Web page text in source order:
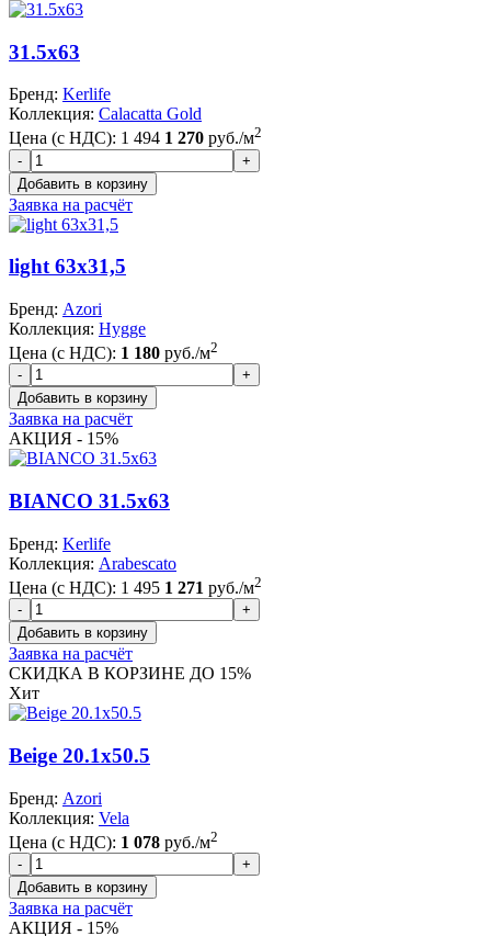
31.5x63
Бренд: Kerlife
Коллекция: Calacatta Gold
Цена (с НДС): 1 494 1 270 руб./м2
Заявка на расчёт
light 63x31,5
Бренд: Azori
Коллекция: Hygge
Цена (с НДС): 1 180 руб./м2
Заявка на расчёт
АКЦИЯ - 15%
BIANCO 31.5x63
Бренд: Kerlife
Коллекция: Arabescato
Цена (с НДС): 1 495 1 271 руб./м2
Заявка на расчёт
СКИДКА В КОРЗИНЕ ДО 15%
Хит
Beige 20.1x50.5
Бренд: Azori
Коллекция: Vela
Цена (с НДС): 1 078 руб./м2
Заявка на расчёт
АКЦИЯ - 15%